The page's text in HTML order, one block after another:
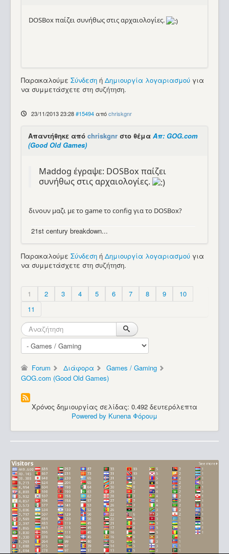
DOSBox παίζει συνήθως στις αρχαιολογίες.
Παρακαλούμε Σύνδεση ή Δημιουργία λογαριασμού για
να συμμετάσχετε στη συζήτηση.
23/11/2013 23:28 #15494 απόchriskgnr
Απαντήθηκε από chriskgnr στο θέμα Απ: GOG.com
(Good Old Games)
Maddog έγραψε: DOSBox παίζει
συνήθως στις αρχαιολογίες.
δινουν μαζι με το game το config για το DOSBox?
21st century breakdown...
Παρακαλούμε Σύνδεση ή Δημιουργία λογαριασμού για
να συμμετάσχετε στη συζήτηση.
1 2 3 4 5 6 7 8 9
10
11
Forum Διάφορα
Games / Gaming
GOG.com (Good Old Games)
Χρόνος δημιουργίας σελίδας: 0.492 δευτερόλεπτα
Powered by Kunena Φόρουμ